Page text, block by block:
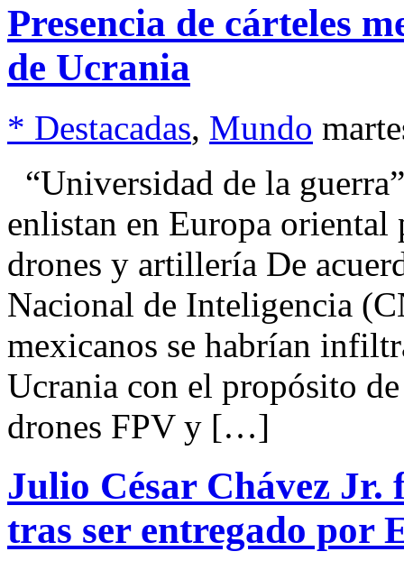
Presencia de cárteles
de Ucrania
* Destacadas, Mundo
“Universidad de la
enlistan en Europa oriental
drones y artillería De
Nacional de Inteligencia
mexicanos se habrían
Ucrania con el propósito
drones FPV y […]
Julio César Chávez Jr.
tras ser entregado por